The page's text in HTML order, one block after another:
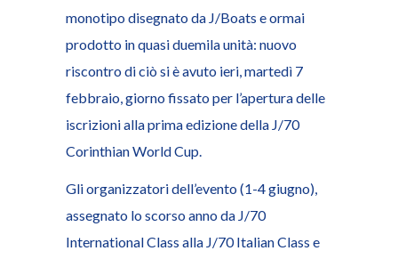
monotipo disegnato da J/Boats e ormai
prodotto in quasi duemila unità: nuovo
riscontro di ciò si è avuto ieri, martedì 7
febbraio, giorno fissato per l’apertura delle
iscrizioni alla prima edizione della J/70
Corinthian World Cup.
Gli organizzatori dell’evento (1-4 giugno),
assegnato lo scorso anno da J/70
International Class alla J/70 Italian Class e